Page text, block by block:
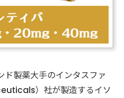
ド製薬大手のインタスファ
）社が製造するイソ